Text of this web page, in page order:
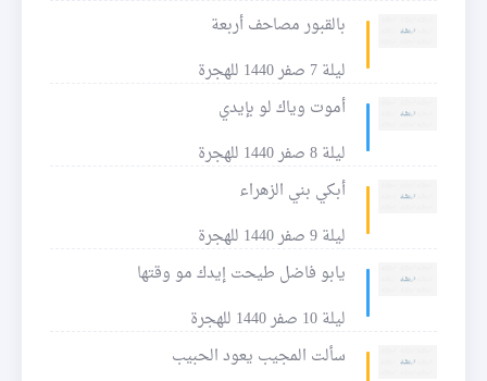
بالقبور مصاحف أربعة
ليلة 7 صفر 1440 للهجرة
أموت وياك لو بإيدي
ليلة 8 صفر 1440 للهجرة
أبكي بني الزهراء
ليلة 9 صفر 1440 للهجرة
يابو فاضل طيحت إيدك مو وقتها
ليلة 10 صفر 1440 للهجرة
سألت المجيب يعود الحبيب